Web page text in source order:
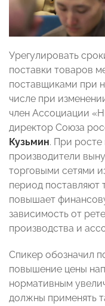
Урегулировать
поставки товаров
поставщиками при
числе при
член Ассоциации
директор Союза
Кузьмин. При росте
производители
торговыми сетями
период поставляют
повышает
зависимость от
производства и
Спикер обозначил
повышение цены
нормативным
должны применять